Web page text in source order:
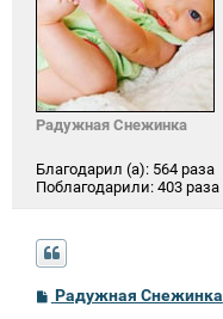
Радужная Снежинка
Благодарил (а): 564 раза
Поблагодарили: 403 раза
С
о
Радужная Снежинка